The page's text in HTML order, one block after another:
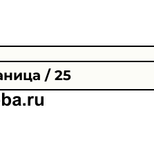
/ 25